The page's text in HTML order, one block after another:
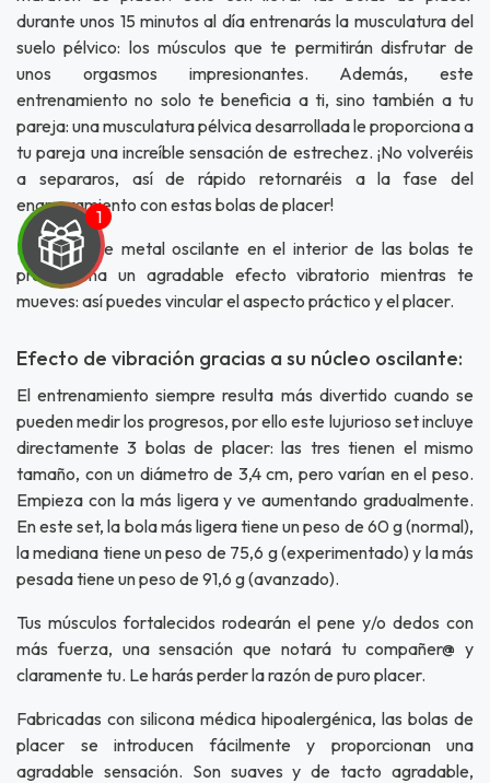
correo y
por
JUGAR
durante unos 15 minutos al día entrenarás la musculatura del
suelo pélvico: los músculos que te permitirán disfrutar de
unos orgasmos impresionantes. Además, este
entrenamiento no solo te beneficia a ti, sino también a tu
pareja: una musculatura pélvica desarrollada le proporciona a
tu pareja una increíble sensación de estrechez. ¡No volveréis
a separaros, así de rápido retornaréis a la fase del
enamoramiento con estas bolas de placer!
El núcleo de metal oscilante en el interior de las bolas te
proporciona un agradable efecto vibratorio mientras te
mueves: así puedes vincular el aspecto práctico y el placer.
Efecto de vibración gracias a su núcleo oscilante:
El entrenamiento siempre resulta más divertido cuando se
pueden medir los progresos, por ello este lujurioso set incluye
directamente 3 bolas de placer: las tres tienen el mismo
tamaño, con un diámetro de 3,4 cm, pero varían en el peso.
Empieza con la más ligera y ve aumentando gradualmente.
En este set, la bola más ligera tiene un peso de 60 g (normal),
la mediana tiene un peso de 75,6 g (experimentado) y la más
pesada tiene un peso de 91,6 g (avanzado).
Tus músculos fortalecidos rodearán el pene y/o dedos con
más fuerza, una sensación que notará tu compañer@ y
claramente tu. Le harás perder la razón de puro placer.
Fabricadas con silicona médica hipoalergénica, las bolas de
placer se introducen fácilmente y proporcionan una
agradable sensación. Son suaves y de tacto agradable,